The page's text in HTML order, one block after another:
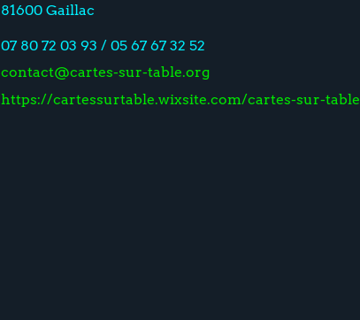
81600 Gaillac
07 80 72 03 93 / 05 67 67 32 52
contact@cartes-sur-table.org
https://cartessurtable.wixsite.com/cartes-sur-table